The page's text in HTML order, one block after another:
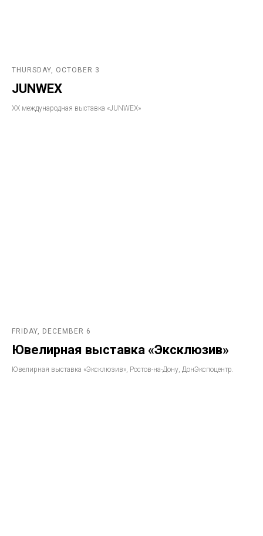
THURSDAY, OCTOBER 3
JUNWEX
ХX международная выставка «JUNWEX»
FRIDAY, DECEMBER 6
Ювелирная выставка «Эксклюзив»
Ювелирная выставка «Эксклюзив», Ростов-на-Дону, ДонЭкспоцентр.